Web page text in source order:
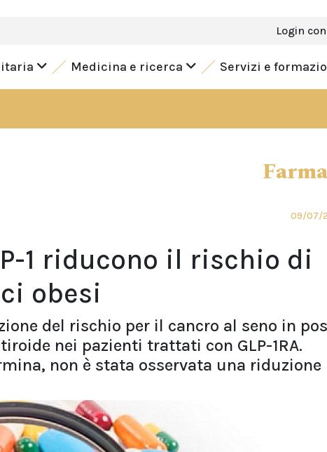
Login con
Medicina e ricerca Servizi e
09/07/
1 riducono il rischio di
obesi
del rischio per il cancro al seno in
nei pazienti trattati con GLP-1RA.
non è stata osservata una riduzione